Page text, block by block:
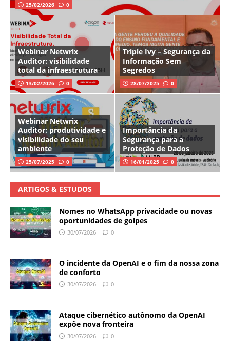
25/02/2026 0
Webinar Netwrix
Auditor: visibilidade
total da infraestrutura
13/02/2026 0
Triple Ivy – Segurança da
Informação Sem
Segredos
28/07/2025 0
Webinar Netwrix
Auditor: produtividade e
visibilidade do seu
ambiente
25/07/2025 0
Importância da
Segurança para a
Proteção de Dados
16/01/2025 0
ARTIGOS & ESTUDOS
Nomes no WhatsApp privacidade ou novas
oportunidades de golpes
30/07/2026 0
O incidente da OpenAI e o fim da nossa zona
de conforto
30/07/2026 0
Ataque cibernético autônomo da OpenAI
expõe nova fronteira
30/07/2026 0